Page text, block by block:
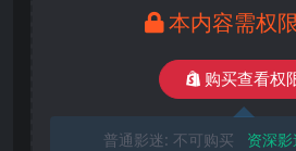
本内容需权
购买查看权
普通影迷: 不可购买 资深影